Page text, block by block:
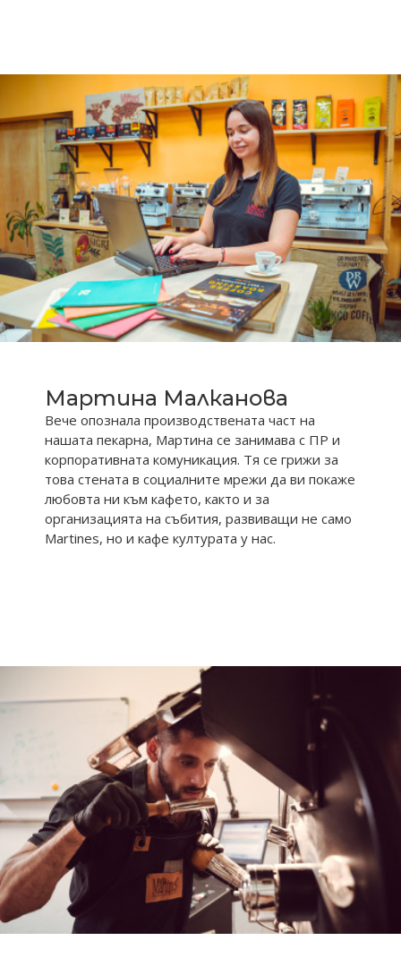
Мартина Малканова
Вече опознала производствената част на
нашата пекарна, Мартина се занимава с ПР и
корпоративната комуникация. Тя се грижи за
това стената в социалните мрежи да ви покаже
любовта ни към кафето, както и за
организацията на събития, развиващи не само
Martines, но и кафе културата у нас.